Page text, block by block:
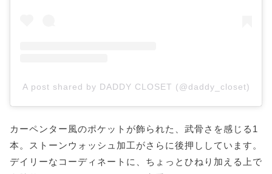
A post shared by DADDY CLOSET (@daddy_closet)
カーペンター風のポケットが飾られた、武骨さを感じる1
本。ストーンウォッシュ加工がさらに後押ししています。
デイリーなコーディネートに、ちょっとひねり加える上で